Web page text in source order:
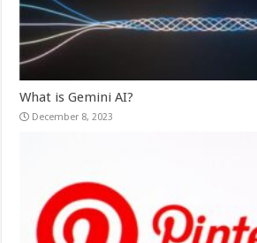
What is Gemini AI?
December 8, 2023